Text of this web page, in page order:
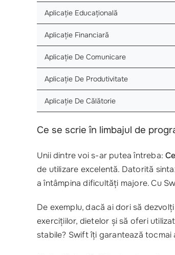
Aplicație Educațională
Aplicație Financiară
Aplicație De Comunicare
Aplicație De Produtivitate
Aplicație De Călătorie
Ce se scrie în limbajul de
Unii dintre voi s-ar putea întreba:
de utilizare excelentă. Datorită
a întâmpina dificultăți majore. Cu
De exemplu, dacă ai dori să
exercițiilor, dietelor și să oferi
stabile? Swift îți garantează tocmai